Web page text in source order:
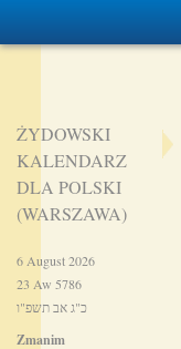
ŻYDOWSKI
KALENDARZ
DLA POLSKI
(WARSZAWA)
6 August 2026
23 Aw 5786
כ"ג אב תשפ"ו
Zmanim